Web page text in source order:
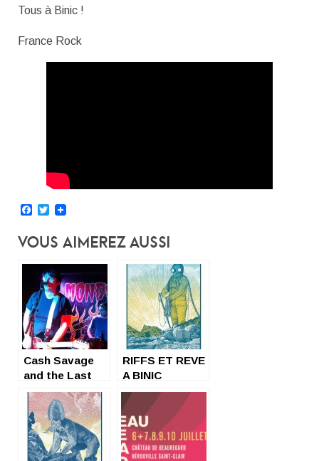
Tous à Binic !
France Rock
Facebook
Twitter
Vous Aimerez Aussi
Cash Savage
and the Last
Drinks, entre
Cave et Pierce
RIFFS ET REVE
A BINIC